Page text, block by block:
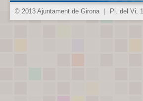
© 2013 Ajuntament de Girona Pl. del Vi,